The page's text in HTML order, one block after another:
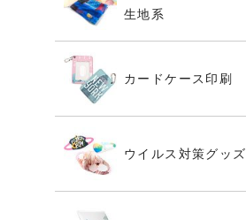
生地系
カードケース印刷
ウイルス対策グッズ